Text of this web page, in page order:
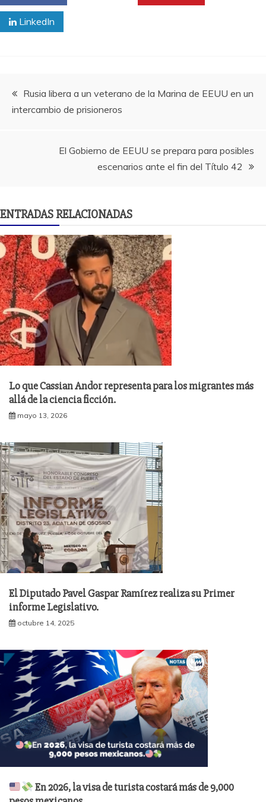
LinkedIn
Navegación
entradas
Rusia libera a un veterano de la Marina de EEUU en un
intercambio de prisioneros
El Gobierno de EEUU se prepara para posibles
escenarios ante el fin del Título 42
ENTRADAS RELACIONADAS
Lo que Cassian Andor representa para los migrantes más
allá de la ciencia ficción.
mayo 13, 2026
El Diputado Pavel Gaspar Ramírez realiza su Primer
informe Legislativo.
octubre 14, 2025
En 2026, la visa de turista costará más de 9,000